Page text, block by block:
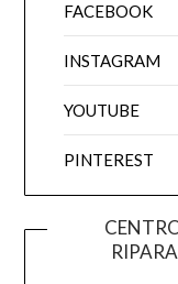
FACEBOOK
INSTAGRAM
YOUTUBE
PINTEREST